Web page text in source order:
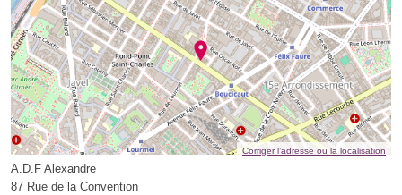
Corriger l’adresse ou la localisation
A.D.F Alexandre
87 Rue de la Convention